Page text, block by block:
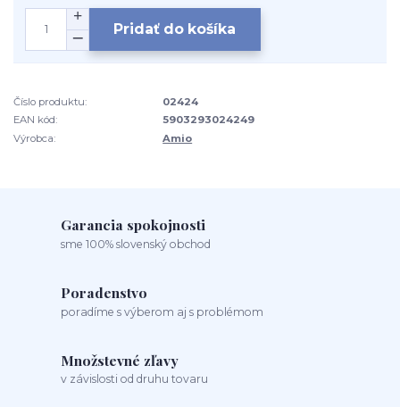
Pridať do košíka
Číslo produktu:
02424
EAN kód:
5903293024249
Výrobca:
Amio
Garancia spokojnosti
sme 100% slovenský obchod
Poradenstvo
poradíme s výberom aj s problémom
Množstevné zľavy
v závislosti od druhu tovaru